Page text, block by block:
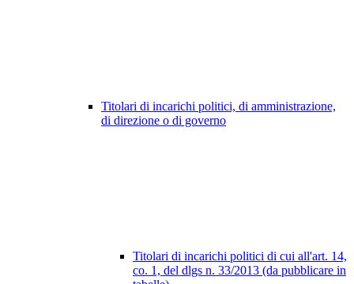
Titolari di incarichi politici, di amministrazione,
di direzione o di governo
Titolari di incarichi politici di cui all'art. 14,
co. 1, del dlgs n. 33/2013 (da pubblicare in